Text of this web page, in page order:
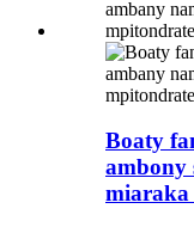
Boaty
ambony